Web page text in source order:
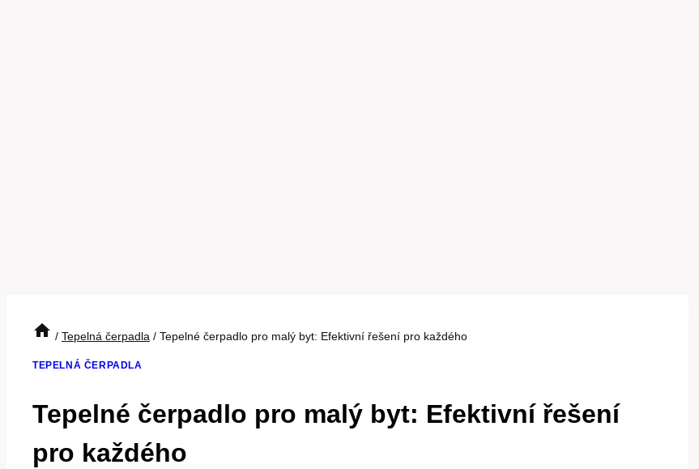
/ Tepelná čerpadla / Tepelné čerpadlo pro malý byt: Efektivní řešení pro každého
TEPELNÁ ČERPADLA
Tepelné čerpadlo pro malý byt: Efektivní řešení
pro každého